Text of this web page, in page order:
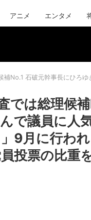
アニメ エンタメ
補No.1 石破元幹事長にひろ
では総理候
で議員に人
9月に行わ
投票の比重